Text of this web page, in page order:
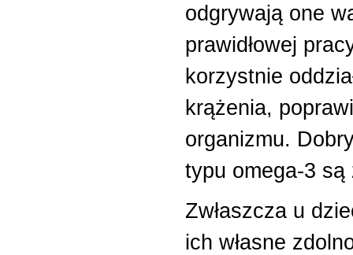
odgrywają one
prawidłowej
korzystnie
krążenia,
organizmu.
typu omega-3 są
Zwłaszcza u
ich własne